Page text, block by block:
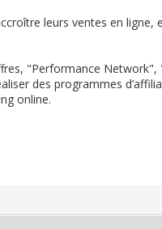
leurs ventes en
"Performance
des programmes
online.